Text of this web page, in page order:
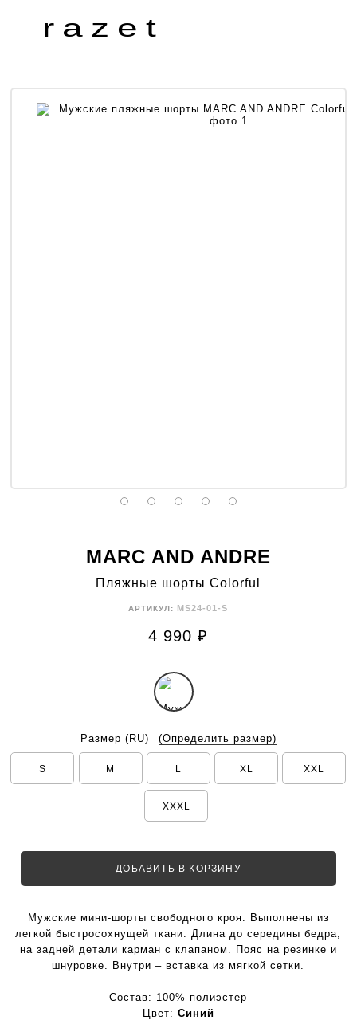
razet
MARC AND ANDRE
Пляжные шорты Colorful
АРТИКУЛ: MS24-01-S
4 990 ₽
Размер (RU) (Определить размер)
S M L XL XXL
XXXL
ДОБАВИТЬ В КОРЗИНУ
Мужские мини-шорты свободного кроя. Выполнены из
легкой быстросохнущей ткани. Длина до середины бедра,
на задней детали карман с клапаном. Пояс на резинке и
шнуровке. Внутри – вставка из мягкой сетки.
Состав: 100% полиэстер
Цвет: Синий